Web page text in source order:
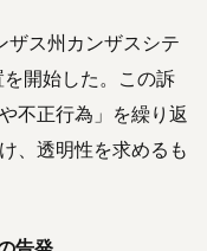
ス州カンザスシテ
開始した。この訴
不正行為」を繰り返
、透明性を求めるも